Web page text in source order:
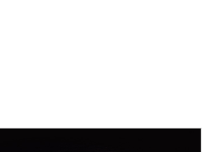
得意中華